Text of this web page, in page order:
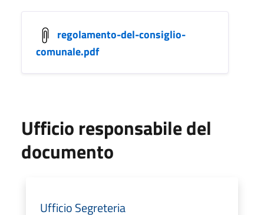
regolamento-del-consiglio-
comunale.pdf
Ufficio responsabile del
documento
Ufficio Segreteria